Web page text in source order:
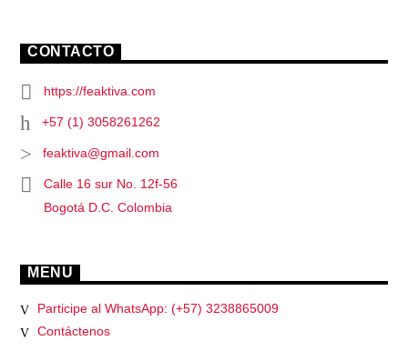
CONTACTO
https://feaktiva.com
+57 (1) 3058261262
feaktiva@gmail.com
Calle 16 sur No. 12f-56
Bogotá D.C. Colombia
MENU
Participe al WhatsApp: (+57) 3238865009
Contáctenos